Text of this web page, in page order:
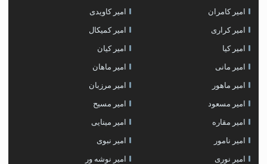
امیر کامران امیر کاویدی
امیر کراری امیر کمیکال
امیر کیا امیر کیان
امیر مانی امیر ماهان
امیر ماهور امیر مرزبان
امیر مسعود امیر مسیح
امیر مقاره امیر مینایی
امیر نامور امیر نبوی
امیر نوری امیر نوشه ور